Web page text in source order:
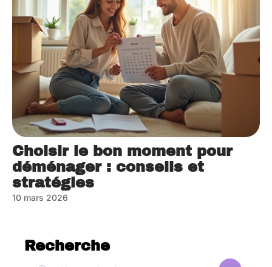
Choisir le bon moment pour
déménager : conseils et
stratégies
10 mars 2026
Recherche